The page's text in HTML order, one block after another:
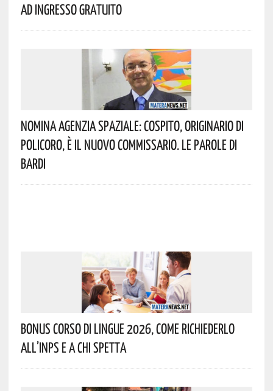
Ad Ingresso Gratuito
Nomina Agenzia Spaziale: Cospito, Originario Di
Policoro, È Il Nuovo Commissario. Le Parole Di
Bardi
Bonus Corso Di Lingue 2026, Come Richiederlo
All’INPS E A Chi Spetta